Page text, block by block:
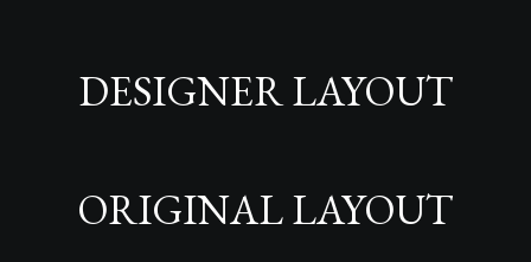
DESIGNER LAYOUT
ORIGINAL LAYOUT